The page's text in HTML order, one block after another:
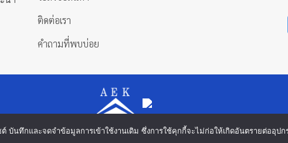
ติดต่อเรา
คำถามที่พบบ่อย
Copyright 2026 ©บริษัท เอกดำรงค์แมชชีนทูลส์ จำกัด
บันทึกและจดจำข้อมูลการเข้าใช้งานเดิม ซึ่งการใช้คุกกี้จะไม่ก่อให้เกิดอันตรายต่ออุป